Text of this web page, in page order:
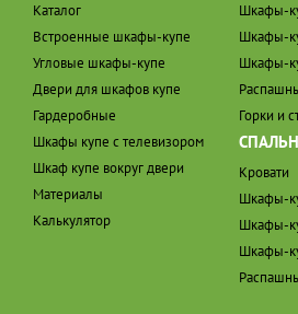
Каталог
Встроенные шкафы-купе
Угловые шкафы-купе
Двери для шкафов купе
Гардеробные
Шкафы купе с телевизором
Шкаф купе вокруг двери
Материалы
Калькулятор
Шкафы-
Шкафы-
Шкафы-
Горки и
Кровати
Шкафы-
Шкафы-
Шкафы-